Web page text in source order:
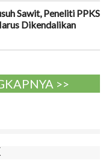
Sawit, Peneliti PPKS
Dikendalikan
>>